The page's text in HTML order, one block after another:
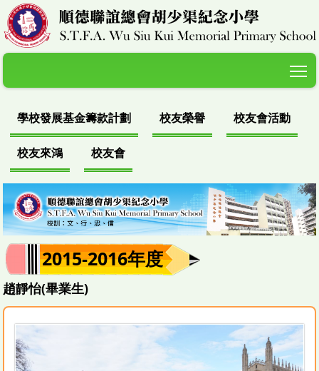
學校發展基金籌款計劃 校友榮譽 校友會活動
校友來鴻 校友會
2015-2016年度
趙靜怡(畢業生)